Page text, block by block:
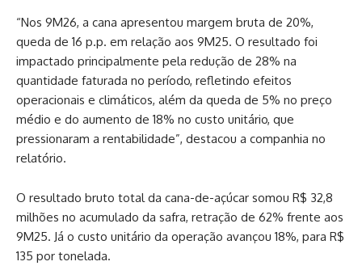
“Nos 9M26, a cana apresentou margem bruta de 20%,
queda de 16 p.p. em relação aos 9M25. O resultado foi
impactado principalmente pela redução de 28% na
quantidade faturada no período, refletindo efeitos
operacionais e climáticos, além da queda de 5% no preço
médio e do aumento de 18% no custo unitário, que
pressionaram a rentabilidade”, destacou a companhia no
relatório.
O resultado bruto total da cana-de-açúcar somou R$ 32,8
milhões no acumulado da safra, retração de 62% frente aos
9M25. Já o custo unitário da operação avançou 18%, para R$
135 por tonelada.